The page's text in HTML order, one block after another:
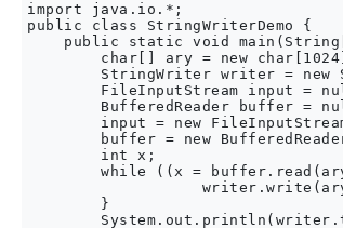
import java.io.*;
public class StringWriterDemo {
public static void
char[] ary = new
StringWriter writer =
FileInputStream input =
BufferedReader buffer =
input = new
buffer = new
        int x;
while ((x =
        }